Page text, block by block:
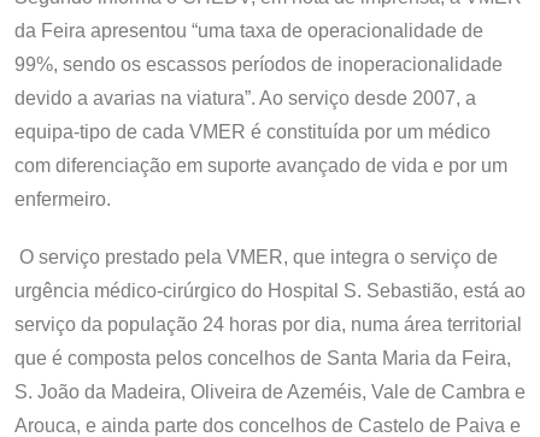
da Feira apresentou “uma taxa de operacionalidade de
99%, sendo os escassos períodos de inoperacionalidade
devido a avarias na viatura”. Ao serviço desde 2007, a
equipa-tipo de cada VMER é constituída por um médico
com diferenciação em suporte avançado de vida e por um
enfermeiro.
O serviço prestado pela VMER, que integra o serviço de
urgência médico-cirúrgico do Hospital S. Sebastião, está ao
serviço da população 24 horas por dia, numa área territorial
que é composta pelos concelhos de Santa Maria da Feira,
S. João da Madeira, Oliveira de Azeméis, Vale de Cambra e
Arouca, e ainda parte dos concelhos de Castelo de Paiva e